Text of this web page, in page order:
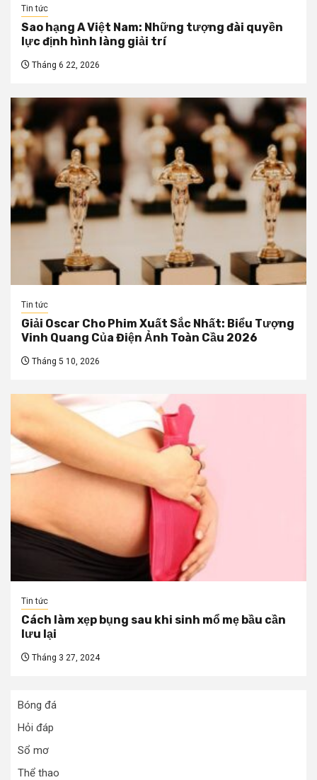
Tin tức
Sao hạng A Việt Nam: Những tượng đài quyền
lực định hình làng giải trí
Tháng 6 22, 2026
Tin tức
Giải Oscar Cho Phim Xuất Sắc Nhất: Biểu Tượng
Vinh Quang Của Điện Ảnh Toàn Cầu 2026
Tháng 5 10, 2026
Tin tức
Cách làm xẹp bụng sau khi sinh mổ mẹ bầu cần
lưu lại
Tháng 3 27, 2024
Bóng đá
Hỏi đáp
Sổ mơ
Thể thao